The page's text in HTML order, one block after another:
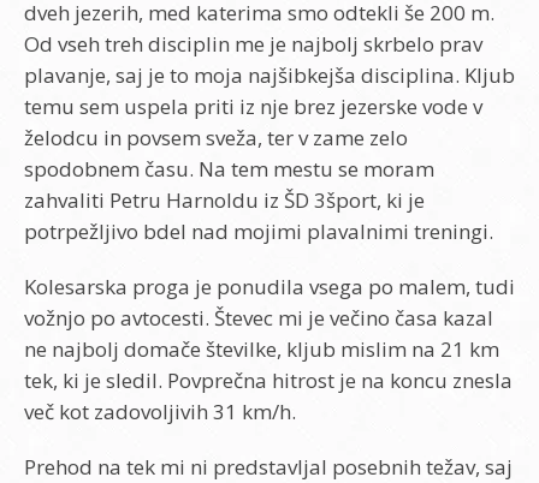
dveh jezerih, med katerima smo odtekli še 200 m.
Od vseh treh disciplin me je najbolj skrbelo prav
plavanje, saj je to moja najšibkejša disciplina. Kljub
temu sem uspela priti iz nje brez jezerske vode v
želodcu in povsem sveža, ter v zame zelo
spodobnem času. Na tem mestu se moram
zahvaliti Petru Harnoldu iz ŠD 3šport, ki je
potrpežljivo bdel nad mojimi plavalnimi treningi.
Kolesarska proga je ponudila vsega po malem, tudi
vožnjo po avtocesti. Števec mi je večino časa kazal
ne najbolj domače številke, kljub mislim na 21 km
tek, ki je sledil. Povprečna hitrost je na koncu znesla
več kot zadovoljivih 31 km/h.
Prehod na tek mi ni predstavljal posebnih težav, saj